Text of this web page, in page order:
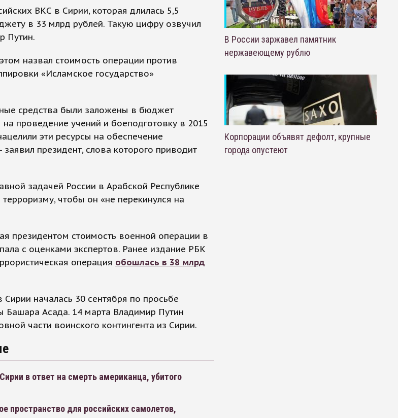
ВКС в Сирии, которая длилась 5,5
в 33 млрд рублей. Такую цифру озвучил
Путин.
назвал стоимость операции против
«Исламское государство»
средства были заложены в бюджет
проведение учений и боеподготовку в 2015
эти ресурсы на обеспечение
заявил президент, слова которого приводит
задачей России в Арабской Республике
чтобы он «не перекинулся на
президентом стоимость военной операции в
с оценками экспертов. Ранее издание РБК
операция обошлась в 38 млрд
началась 30 сентября по просьбе
Башара Асада. 14 марта Владимир Путин
части воинского контингента из Сирии.
в ответ на смерть американца, убитого
пространство для российских самолетов,
В России заржавел памятник
нержавеющему рублю
Корпорации объявят дефолт, крупные
города опустеют